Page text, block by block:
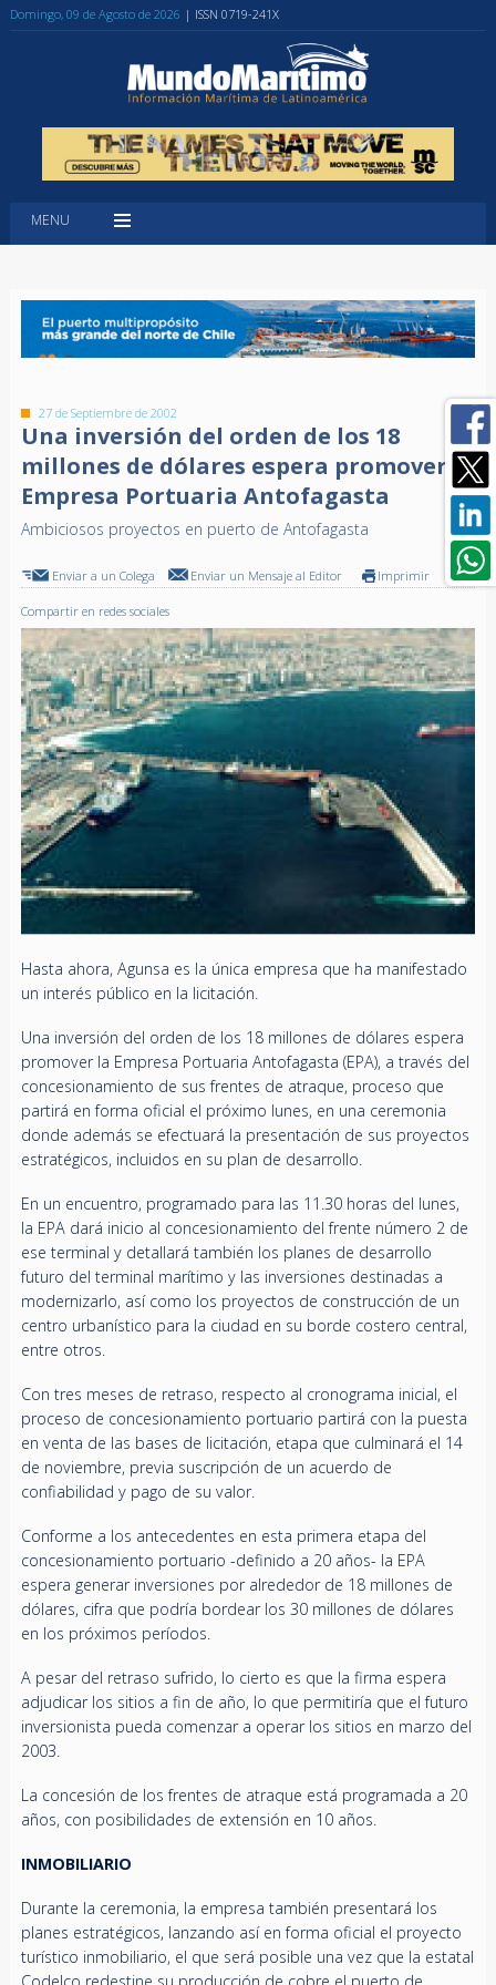
Domingo, 09 de Agosto de 2026 | ISSN 0719-241X
MENU
27 de Septiembre de 2002
Una inversión del orden de los 18
millones de dólares espera promover
Empresa Portuaria Antofagasta
Ambiciosos proyectos en puerto de Antofagasta
Enviar a un Colega Enviar un Mensaje al Editor Imprimir
Compartir en redes sociales
Hasta ahora, Agunsa es la única empresa que ha manifestado
un interés público en la licitación.
Una inversión del orden de los 18 millones de dólares espera
promover la Empresa Portuaria Antofagasta (EPA), a través del
concesionamiento de sus frentes de atraque, proceso que
partirá en forma oficial el próximo lunes, en una ceremonia
donde además se efectuará la presentación de sus proyectos
estratégicos, incluidos en su plan de desarrollo.
En un encuentro, programado para las 11.30 horas del lunes,
la EPA dará inicio al concesionamiento del frente número 2 de
ese terminal y detallará también los planes de desarrollo
futuro del terminal marítimo y las inversiones destinadas a
modernizarlo, así como los proyectos de construcción de un
centro urbanístico para la ciudad en su borde costero central,
entre otros.
Con tres meses de retraso, respecto al cronograma inicial, el
proceso de concesionamiento portuario partirá con la puesta
en venta de las bases de licitación, etapa que culminará el 14
de noviembre, previa suscripción de un acuerdo de
confiabilidad y pago de su valor.
Conforme a los antecedentes en esta primera etapa del
concesionamiento portuario -definido a 20 años- la EPA
espera generar inversiones por alrededor de 18 millones de
dólares, cifra que podría bordear los 30 millones de dólares
en los próximos períodos.
A pesar del retraso sufrido, lo cierto es que la firma espera
adjudicar los sitios a fin de año, lo que permitiría que el futuro
inversionista pueda comenzar a operar los sitios en marzo del
2003.
La concesión de los frentes de atraque está programada a 20
años, con posibilidades de extensión en 10 años.
INMOBILIARIO
Durante la ceremonia, la empresa también presentará los
planes estratégicos, lanzando así en forma oficial el proyecto
turístico inmobiliario, el que será posible una vez que la estatal
Codelco redestine su producción de cobre el puerto de